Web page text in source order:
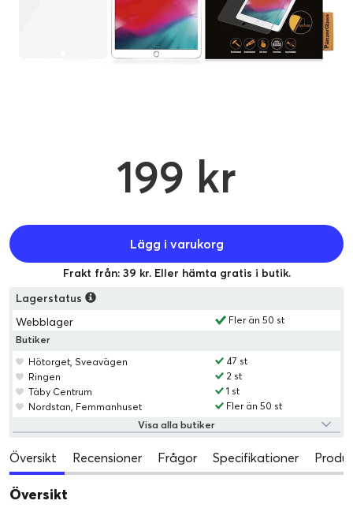
199 kr
Lägg i varukorg
Frakt från: 39 kr. Eller hämta gratis i butik.
Lagerstatus
Webblager
Fler än 50 st
Butiker
Hötorget, Sveavägen
47 st
Ringen
2 st
Täby Centrum
1 st
Nordstan, Femmanhuset
Fler än 50 st
Visa alla butiker
Översikt Recensioner Frågor Specifikationer
Översikt